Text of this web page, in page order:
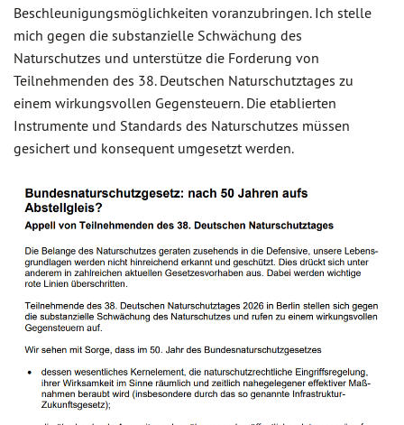
Beschleunigungsmöglichkeiten voranzubringen. Ich stelle
mich gegen die substanzielle Schwächung des
Naturschutzes und unterstütze die Forderung von
Teilnehmenden des 38. Deutschen Naturschutztages zu
einem wirkungsvollen Gegensteuern. Die etablierten
Instrumente und Standards des Naturschutzes müssen
gesichert und konsequent umgesetzt werden.